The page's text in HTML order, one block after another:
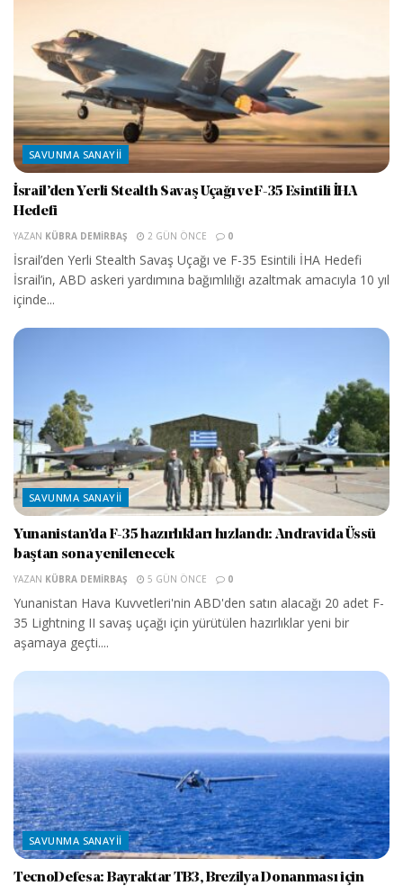
SAVUNMA SANAYII
İsrail’den Yerli Stealth Savaş Uçağı ve F-35 Esintili İHA
Hedefi
YAZAN KÜBRA DEMIRBAŞ 2 GÜN ÖNCE 0
İsrail’den Yerli Stealth Savaş Uçağı ve F-35 Esintili İHA Hedefi
İsrail’in, ABD askeri yardımına bağımlılığı azaltmak amacıyla 10 yıl
içinde...
SAVUNMA SANAYII
Yunanistan’da F-35 hazırlıkları hızlandı: Andravida Üssü
baştan sona yenilenecek
YAZAN KÜBRA DEMIRBAŞ 5 GÜN ÖNCE 0
Yunanistan Hava Kuvvetleri'nin ABD'den satın alacağı 20 adet F-
35 Lightning II savaş uçağı için yürütülen hazırlıklar yeni bir
aşamaya geçti....
SAVUNMA SANAYII
TecnoDefesa: Bayraktar TB3, Brezilya Donanması için